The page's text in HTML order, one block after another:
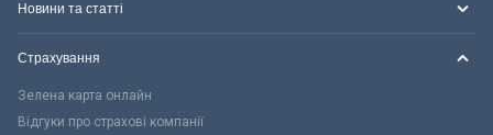
Новини та статті
Страхування
Зелена карта онлайн
Відгуки про страхові компанії